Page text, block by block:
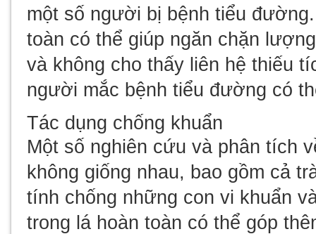
một số người bị bệnh tiểu
toàn có thể giúp ngăn chặn
và không cho thấy liên hệ thiếu
người mắc bệnh tiểu đường có
Tác dụng chống khuẩn
Một số nghiên cứu và phân tích
không giống nhau, bao gồm cả
tính chống những con vi khuẩn
trong lá hoàn toàn có thể góp